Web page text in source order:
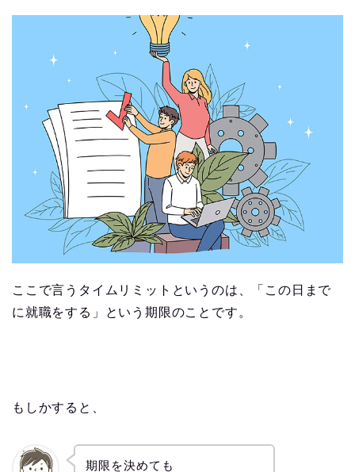
ここで言うタイムリミットというのは、「この日まで
に就職をする」という期限のことです。
もしかすると、
期限を決めても